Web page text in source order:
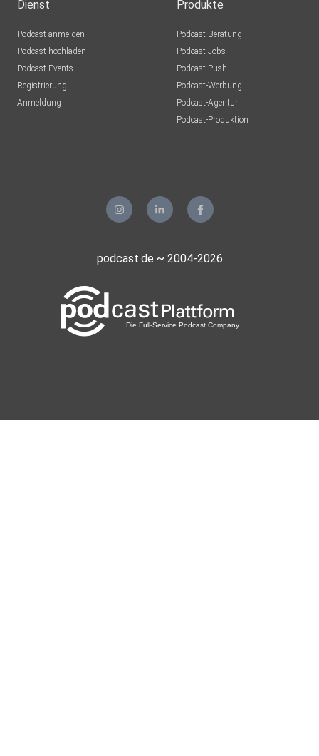
Dienst
Podcast anmelden
Podcast hochladen
Podcast-Events
Registrierung
Anmeldung
Produkte
Podcast-Beratung
Podcast-Jobs
Podcast-Push
Podcast-Werbung
Podcast-Agentur
Podcast-Produktion
podcast.de ~ 2004-2026